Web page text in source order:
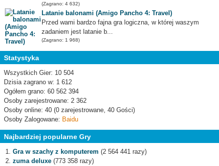
(Zagrano: 4 632)
Latanie balonami (Amigo Pancho 4: Travel)
Przed wami bardzo fajna gra logiczna, w której waszym
zadaniem jest latanie b...
(Zagrano: 1 968)
Statystyka
Wszystkich Gier: 10 504
Dzisia zagrano w: 1 612
Ogółem grano: 60 562 394
Osoby zarejestrowane: 2 362
Osoby online: 40 (0 zarejestrowane, 40 Gości)
Osoby Zalogowane: Baidu
Najbardziej popularne Gry
Gra w szachy z komputerem (2 564 441 razy)
zuma deluxe (773 358 razy)